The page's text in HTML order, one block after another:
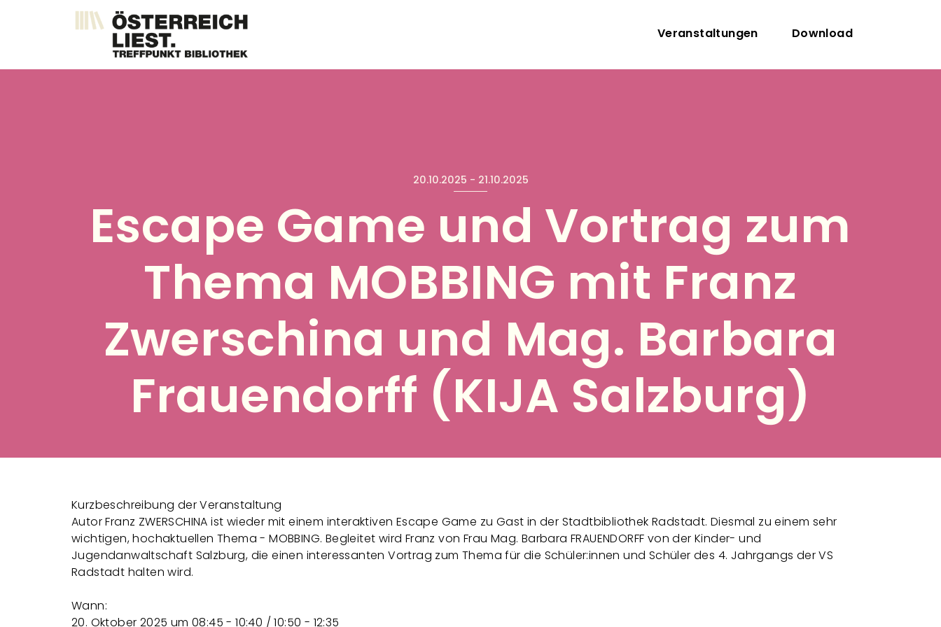
Hauptnavigation
Veranstaltungen Download
20.10.2025 - 21.10.2025
Escape Game und Vortrag zum
Thema MOBBING mit Franz
Zwerschina und Mag. Barbara
Frauendorff (KIJA Salzburg)
Kurzbeschreibung der Veranstaltung
Autor Franz ZWERSCHINA ist wieder mit einem interaktiven Escape Game zu Gast in der Stadtbibliothek Radstadt. Diesmal zu einem sehr
wichtigen, hochaktuellen Thema - MOBBING. Begleitet wird Franz von Frau Mag. Barbara FRAUENDORFF von der Kinder- und
Jugendanwaltschaft Salzburg, die einen interessanten Vortrag zum Thema für die Schüler:innen und Schüler des 4. Jahrgangs der VS
Radstadt halten wird.
Wann:
20. Oktober 2025 um 08:45 - 10:40 / 10:50 - 12:35